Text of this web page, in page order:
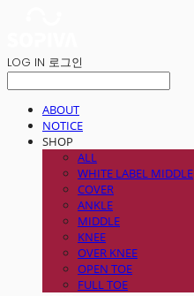
LOG IN 로그인
ABOUT
NOTICE
SHOP
ALL
WHITE LABEL MIDDLE
COVER
ANKLE
MIDDLE
KNEE
OVER KNEE
OPEN TOE
FULL TOE